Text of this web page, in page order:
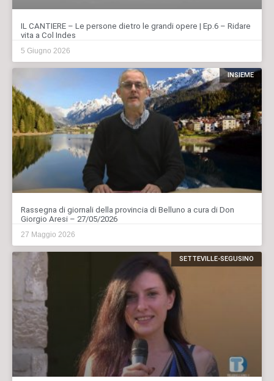
IL CANTIERE – Le persone dietro le grandi opere | Ep.6 – Ridare
vita a Col Indes
5 Giugno 2026
INSIEME
Rassegna di giornali della provincia di Belluno a cura di Don
Giorgio Aresi – 27/05/2026
27 Maggio 2026
SETTEVILLE-SEGUSINO